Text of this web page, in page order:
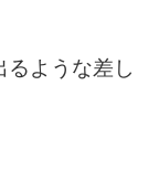
ような差し